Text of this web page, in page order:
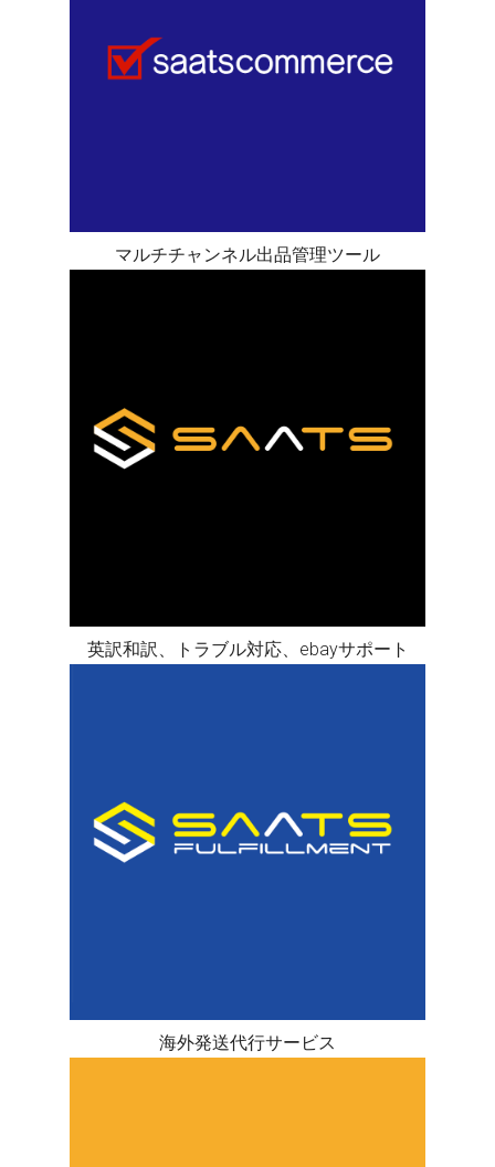
マルチチャンネル出品管理ツール
英訳和訳、トラブル対応、ebayサポート
海外発送代行サービス